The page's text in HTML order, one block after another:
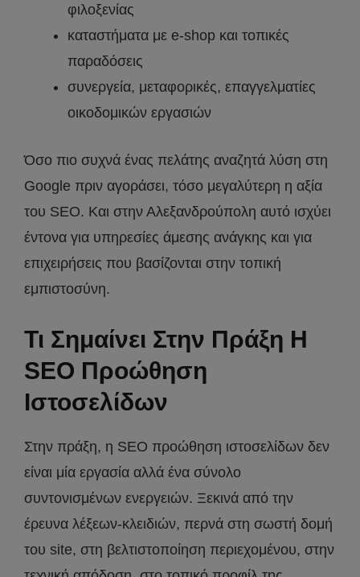
φιλοξενίας
καταστήματα με e-shop και τοπικές
παραδόσεις
συνεργεία, μεταφορικές, επαγγελματίες
οικοδομικών εργασιών
Όσο πιο συχνά ένας πελάτης αναζητά λύση στη
Google πριν αγοράσει, τόσο μεγαλύτερη η αξία
του SEO. Και στην Αλεξανδρούπολη αυτό ισχύει
έντονα για υπηρεσίες άμεσης ανάγκης και για
επιχειρήσεις που βασίζονται στην τοπική
εμπιστοσύνη.
Τι Σημαίνει Στην Πράξη Η
SEO Προώθηση
Ιστοσελίδων
Στην πράξη, η SEO προώθηση ιστοσελίδων δεν
είναι μία εργασία αλλά ένα σύνολο
συντονισμένων ενεργειών. Ξεκινά από την
έρευνα λέξεων-κλειδιών, περνά στη σωστή δομή
του site, στη βελτιστοποίηση περιεχομένου, στην